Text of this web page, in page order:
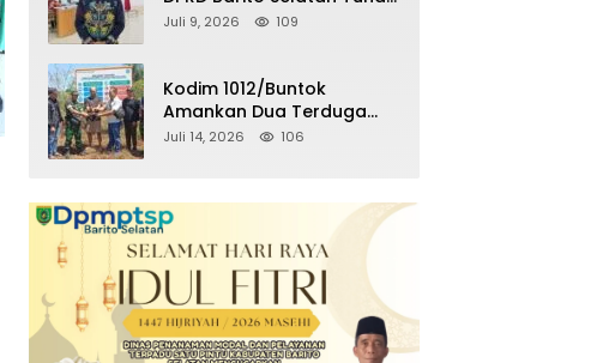
Paripurna Persetujuan
APBD 2025
Juli 9, 2026 109
Kodim 1012/Buntok
Amankan Dua Terduga
Pencuri Aset Perusahaan
Disita
Juli 14, 2026 106